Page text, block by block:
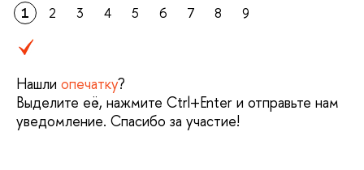
1 2 3 4 5 6 7 8 9
Нашли опечатку?
Выделите её, нажмите Ctrl+Enter и отправьте нам
уведомление. Спасибо за участие!